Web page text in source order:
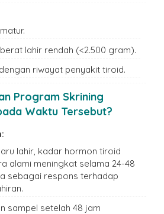
lahir rendah (<2.500 gram).
riwayat penyakit tiroid.
Program Skrining
Waktu Tersebut?
lahir, kadar hormon tiroid
alami meningkat selama 24-48
sebagai respons terhadap
sampel setelah 48 jam